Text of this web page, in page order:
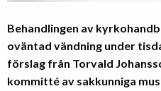
Behandlingen av
oväntad vändning under
förslag från Torvald
kommitté av sakkunniga